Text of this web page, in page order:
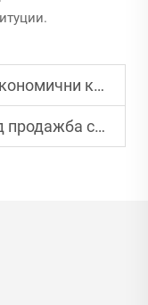
за корпоративно снабдяване?
поръчки на конферентни столове?